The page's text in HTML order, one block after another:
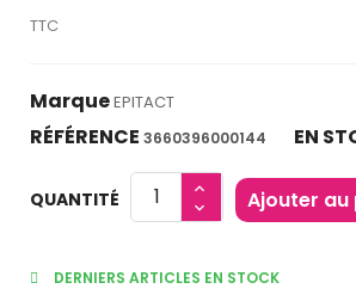
TTC
MarqueEPITACT
RÉFÉRENCE 3660396000144 EN
QUANTITÉ Ajouter au
DERNIERS ARTICLES EN STOCK